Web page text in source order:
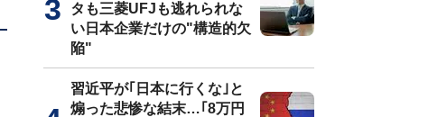
タも三菱UFJも逃れられな
い日本企業だけの"構造的欠
陥"
習近平が｢日本に行くな｣と
煽った悲惨な結末…｢8万円